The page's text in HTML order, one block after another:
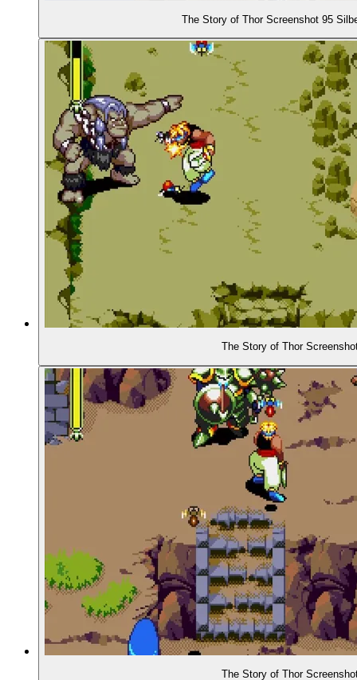
The Story of Thor Screenshot 95
The Story of Thor
The Story of Thor